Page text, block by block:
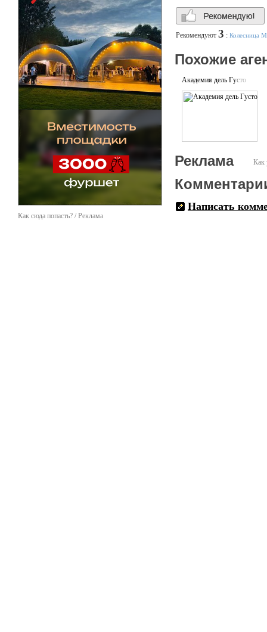
Как сюда попасть? / Реклама
Рекомендуют 3 : Колесница
Похожие
Академия дель Густо
Как
Реклама
Написать